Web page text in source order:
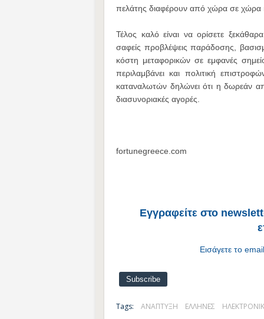
πελάτης διαφέρουν από χώρα σε χώρα
Τέλος καλό είναι να ορίσετε
σαφείς προβλέψεις παράδοσης,
κόστη μεταφορικών σε εμφανές
περιλαμβάνει και πολιτική
καταναλωτών δηλώνει ότι η δωρεάν
διασυνοριακές αγορές.
fortunegreece.com
Εγγραφείτε στο
Εισάγετε το
Tags: ΑΝΑΠΤΥΞΗ ΕΛΛΗΝΕΣ